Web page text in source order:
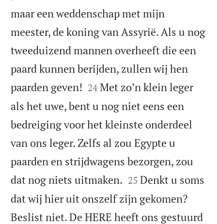
maar een weddenschap met mijn
meester, de koning van Assyrië. Als u nog
tweeduizend mannen overheeft die een
paard kunnen berijden, zullen wij hen
paarden geven! 

24 Met zoʼn klein leger
als het uwe, bent u nog niet eens een
bedreiging voor het kleinste onderdeel
van ons leger. Zelfs al zou Egypte u
paarden en strijdwagens bezorgen, zou
dat nog niets uitmaken. 

25 Denkt u soms
dat wij hier uit onszelf zijn gekomen?
Beslist niet. De HERE heeft ons gestuurd